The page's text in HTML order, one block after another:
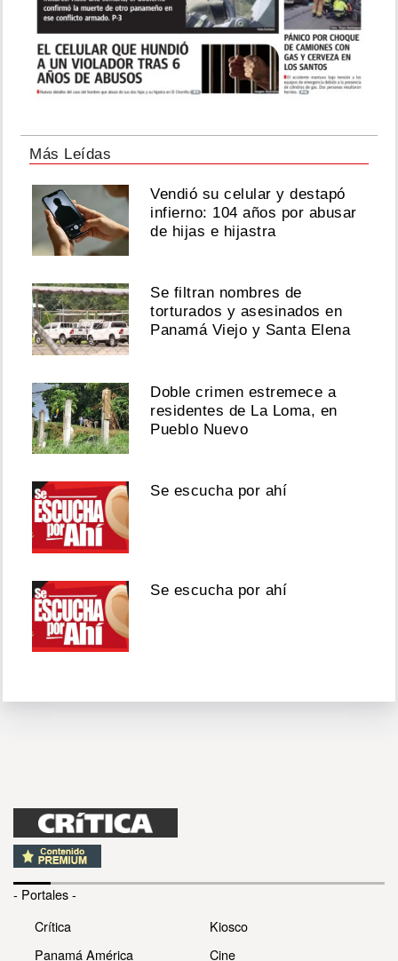
Más Leídas
Vendió su celular y destapó
infierno: 104 años por abusar
de hijas e hijastra
Se filtran nombres de
torturados y asesinados en
Panamá Viejo y Santa Elena
Doble crimen estremece a
residentes de La Loma, en
Pueblo Nuevo
Se escucha por ahí
Se escucha por ahí
- Portales -
Crítica
Panamá América
Kiosco
Cine